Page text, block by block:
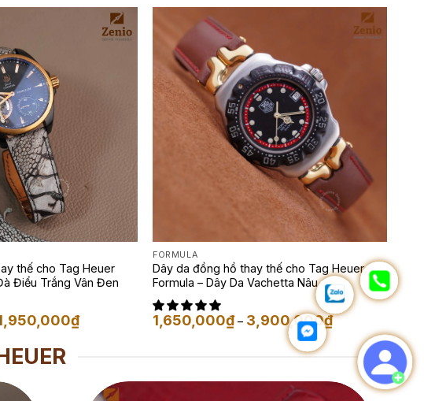
1,650,000₫
2,800,000₫
thế cho Tag Heuer
Điểu Trắng Vân Đen
₫Khoảng
giá:
FORMULA
Dây da đồng hồ thay thế cho Tag Heuer
Formula – Dây Da Vachetta Nâu
1,650,000₫ – 3,900,000₫Khoảng
giá:
1,650,000₫
3,900,000₫